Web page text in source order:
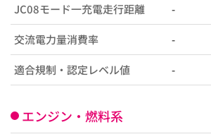
JC08モード一充電走行距離 -
交流電力量消費率 -
適合規制・認定レベル値 -
エンジン・燃料系